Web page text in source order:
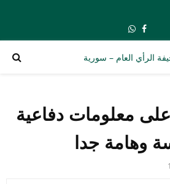
Facebook
Whatsapp
معلومات دفاعية
وهامة جدا